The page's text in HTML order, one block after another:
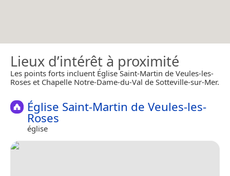
Lieux d’intérêt à proximité
Les points forts incluent Église Saint-Martin de Veules-les-
Roses et Chapelle Notre-Dame-du-Val de Sotteville-sur-Mer.
Église Saint-Martin de Veules-les-
Roses
église